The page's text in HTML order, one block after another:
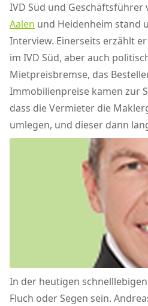
IVD Süd und Geschäftsführer
Aalen und Heidenheim stand
Interview. Einerseits erzählt
im IVD Süd, aber auch
Mietpreisbremse, das
Immobilienpreise kamen zur
dass die Vermieter die
umlegen, und dieser dann
In der heutigen
Fluch oder Segen sein.